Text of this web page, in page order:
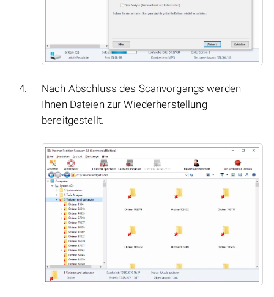
Nach Abschluss des Scanvorgangs werden
Ihnen Dateien zur Wiederherstellung
bereitgestellt.